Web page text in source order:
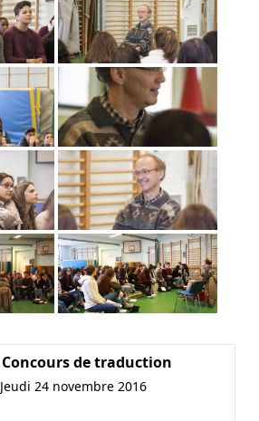
Concours de traduction
Jeudi 24 novembre 2016